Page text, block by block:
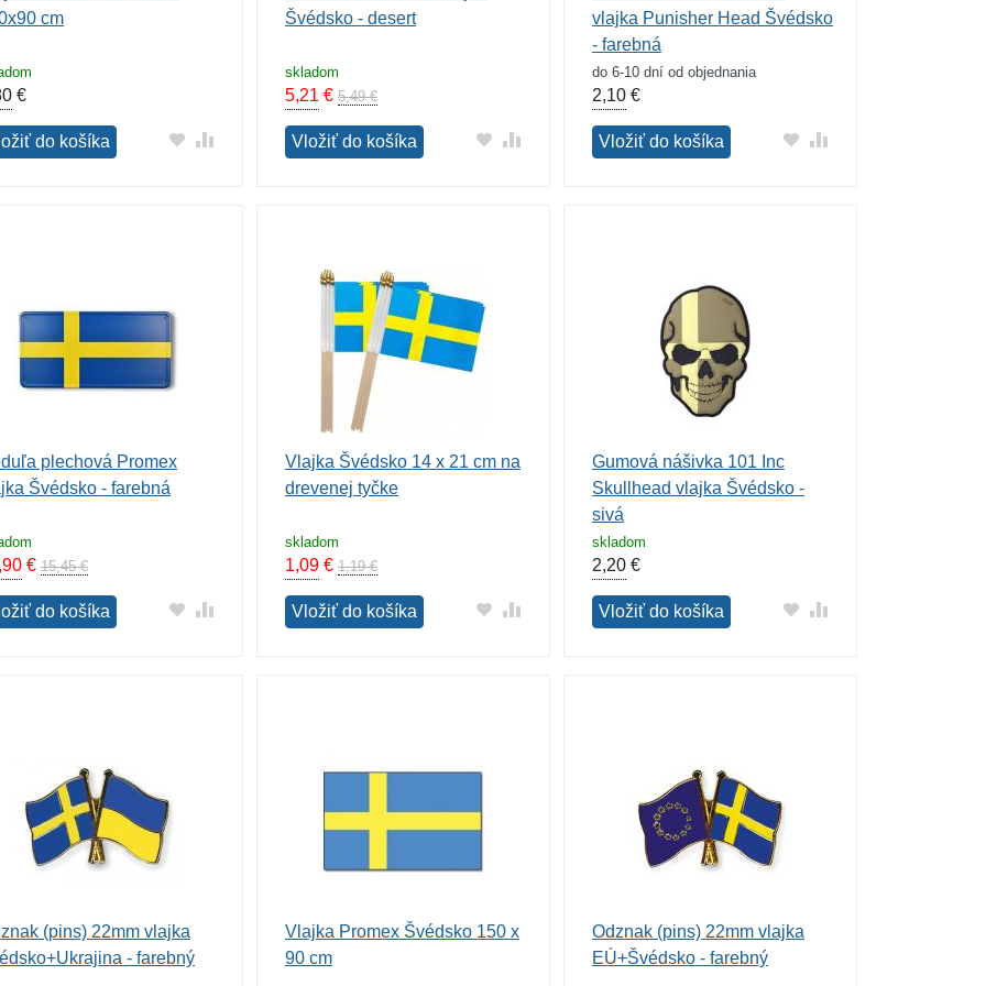
cm
€
do košíka
Švédsko - desert
skladom
5,21 € 5,49 €
Vložiť do košíka
vlajka Punisher Head Švédsko
- farebná
do 6-10 dní od objednania
2,10€
Vložiť do košíka
plechová Promex
Švédsko - farebná
€ 15,45 €
do košíka
Vlajka Švédsko 14 x 21 cm na
drevenej tyčke
skladom
1,09€ 1,19 €
Vložiť do košíka
Gumová nášivka 101 Inc
Skullhead vlajka Švédsko -
sivá
skladom
2,20€
Vložiť do košíka
(pins) 22mm vlajka
- farebný
Vlajka Promex Švédsko 150 x
90 cm
Odznak (pins) 22mm vlajka
EÚ+Švédsko - farebný